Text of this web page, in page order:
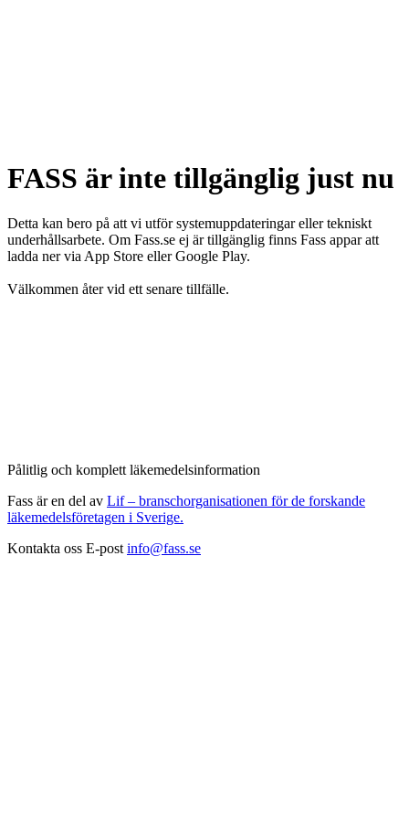
FASS är inte tillgänglig just nu
Detta kan bero på att vi utför systemuppdateringar eller tekniskt
underhållsarbete. Om Fass.se ej är tillgänglig finns Fass appar att
ladda ner via App Store eller Google Play.
Välkommen åter vid ett senare tillfälle.
Pålitlig och komplett läkemedelsinformation
Fass är en del av Lif – branschorganisationen för de forskande
läkemedelsföretagen i Sverige.
Kontakta oss E-post info@fass.se